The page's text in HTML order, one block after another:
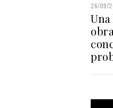
26/09/